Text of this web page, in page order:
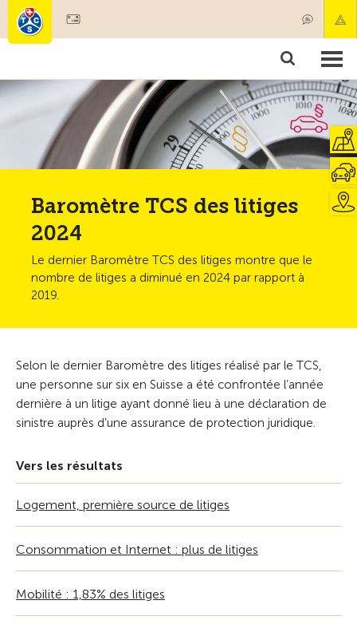
Membres & prestations
Tests, sécurité & santé
Baromètre TCS des litiges
2024
Le dernier Baromètre TCS des litiges montre que le
nombre de litiges a diminué en 2024 par rapport à
2019.
Selon le dernier Baromètre des litiges réalisé par le TCS,
une personne sur six en Suisse a été confrontée l’année
dernière à un litige ayant donné lieu à une déclaration de
sinistre auprès d’une assurance de protection juridique.
Vers les résultats
Logement, première source de litiges
Consommation et Internet : plus de litiges
Mobilité : 1,83% des litiges